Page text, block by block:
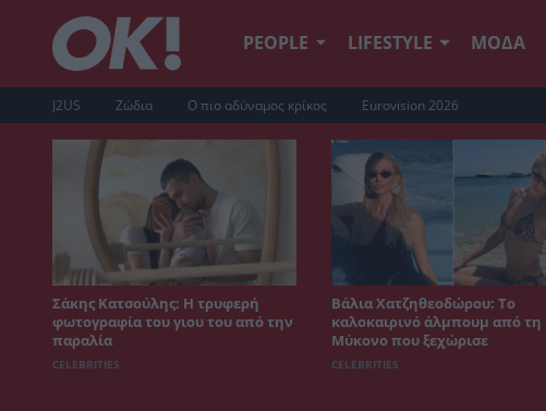
PEOPLE LIFESTYLE ΜΟΔΑ
J2US Ζώδια Ο πιο αδύναμος κρίκος Eurovision 2026
Σάκης Κατσούλης: Η τρυφερή
φωτογραφία του γιου του από την
παραλία
CELEBRITIES
Βάλια Χατζηθεοδώρου: Το
καλοκαιρινό άλμπουμ από τη
Μύκονο που ξεχώρισε
CELEBRITIES